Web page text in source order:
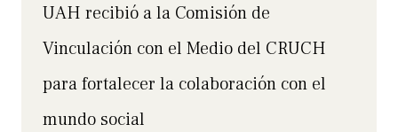
UAH recibió a la Comisión de
Vinculación con el Medio del CRUCH
para fortalecer la colaboración con el
mundo social